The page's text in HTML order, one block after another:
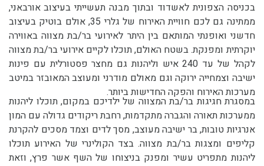
בכניסה הצפונית לאשדוד ובתוך מבנה תעשייתי בעיצוב אורבאני,
ממתינה גם לכם חוויית האירוח של גלרי 35, אולם בוטיק בעיצוב
חדשני ואופנתי המותאם בין היתר לאירועי בר/בת מצווה באווירה
יוקרתית ומפנקת. בשטח האולם, תוכלו לקיים אירועי בר/בת מצווה
לקהל של עד 240 איש וליהנות גם מחצר פסטורלית עם פינות
ישיבה וצמחייה ירוקה וגם מאולם מודרני ומעוצב המאובזר במיטב
מערכות האירוח והפקה החדישות ביותר.
במסגרת חגיגות בר/בת המצווה של ילדיכם במקום, תוכלו ליהנות
ממערכות תאורה והגברה מתקדמות, רחבת ריקודים גדולה עם המון
אנרגיות טובות, בר ישיבה מעוצב, מסך לדים וצמד מסכים להקרנת
קליפים ומצגות בר/בת מצווה. בצד הקולינרי של האירוע תוכלו
ליהנות מתפריט עשיר ומפנק בניצוחו של השף אשר פרץ, וזאת